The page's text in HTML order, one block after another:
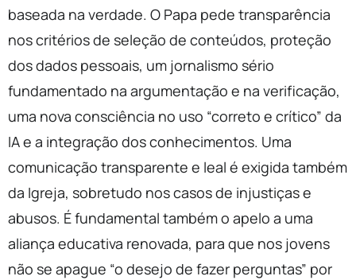
baseada na verdade. O Papa pede transparência
nos critérios de seleção de conteúdos, proteção
dos dados pessoais, um jornalismo sério
fundamentado na argumentação e na verificação,
uma nova consciência no uso “correto e crítico” da
IA e a integração dos conhecimentos. Uma
comunicação transparente e leal é exigida também
da Igreja, sobretudo nos casos de injustiças e
abusos. É fundamental também o apelo a uma
aliança educativa renovada, para que nos jovens
não se apague “o desejo de fazer perguntas” por